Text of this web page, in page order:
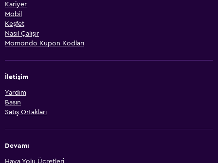
Kariyer
Mobil
Keşfet
Nasıl Çalışır
Momondo Kupon Kodları
İletişim
Yardım
Basın
Satış Ortakları
Devamı
Hava Yolu Ücretleri